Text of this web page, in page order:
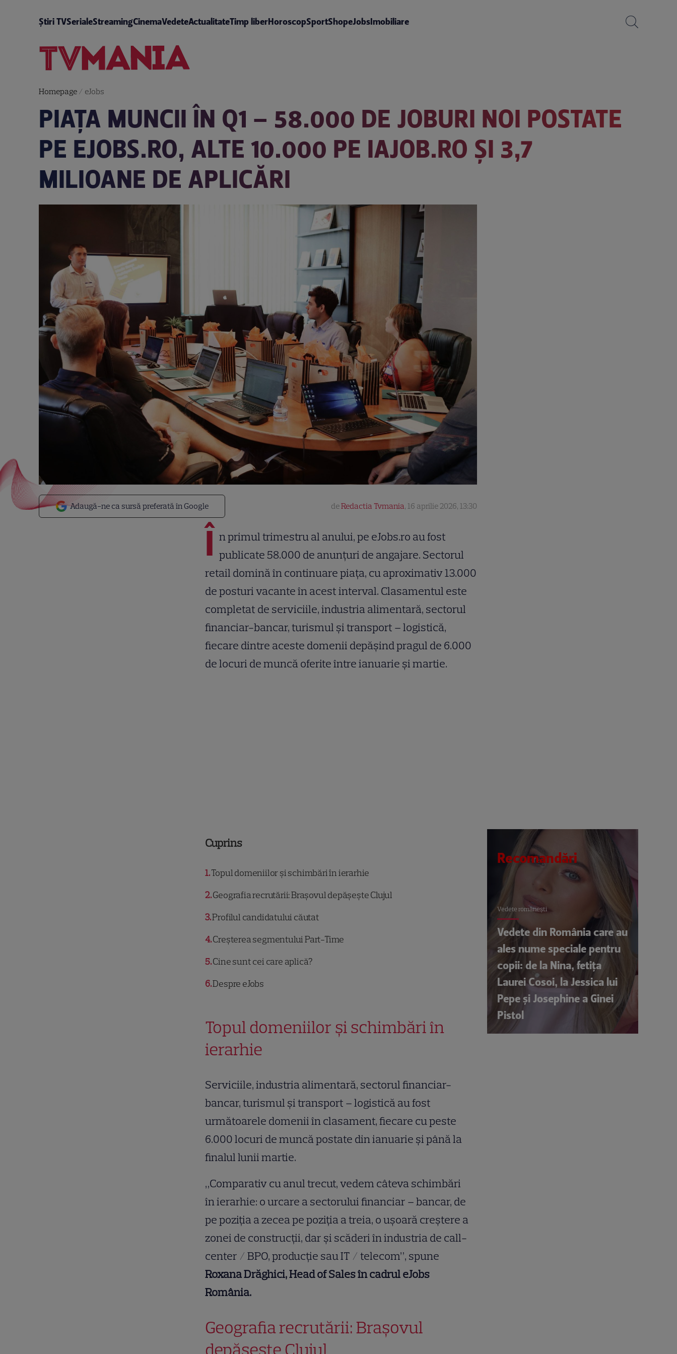
Știri TVSerialeStreamingCinemaVedeteActualitateTimp liberHoroscopSportShopeJobsImobiliare
Homepage/ eJobs
PIAȚA MUNCII ÎN Q1 – 58.000 DE JOBURI NOI POSTATE
PE EJOBS.RO, ALTE 10.000 PE IAJOB.RO ȘI 3,7
MILIOANE DE APLICĂRI
Adaugă-ne ca sursă preferată în Google deRedactia Tvmania, 16 aprilie 2026, 13:30
Î n primul trimestru al anului, pe eJobs.ro au fost
publicate 58.000 de anunțuri de angajare. Sectorul
retail domină în continuare piața, cu aproximativ 13.000
de posturi vacante în acest interval. Clasamentul este
completat de serviciile, industria alimentară, sectorul
financiar-bancar, turismul și transport – logistică,
fiecare dintre aceste domenii depășind pragul de 6.000
de locuri de muncă oferite între ianuarie și martie.
Cuprins
1Topul domeniilor și schimbări în ierarhie
2Geografia recrutării: Brașovul depășește Clujul
3Profilul candidatului căutat
4Creșterea segmentului Part-Time
5Cine sunt cei care aplică?
6Despre eJobs
Topul domeniilor și schimbări în
ierarhie
Serviciile, industria alimentară, sectorul financiar-
bancar, turismul și transport – logistică au fost
următoarele domenii în clasament, fiecare cu peste
6.000 locuri de muncă postate din ianuarie și până la
finalul lunii martie.
„Comparativ cu anul trecut, vedem câteva schimbări
în ierarhie: o urcare a sectorului financiar – bancar, de
pe poziția a zecea pe poziția a treia, o ușoară creștere a
zonei de construcții, dar și scăderi în industria de call-
center / BPO, producție sau IT / telecom”, spune
Roxana Drăghici, Head of Sales în cadrul eJobs
România.
Geografia recrutării: Brașovul
depășește Clujul
Recomandări
Vedete româneşti
Vedete din România care au
ales nume speciale pentru
copii: de la Nina, fetița
Laurei Cosoi, la Jessica lui
Pepe și Josephine a Ginei
Pistol